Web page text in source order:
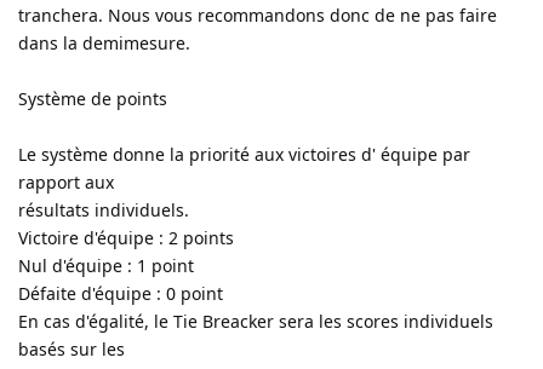
tranchera. Nous vous recommandons donc de ne pas faire
dans la demimesure.
Système de points
Le système donne la priorité aux victoires d' équipe par
rapport aux
résultats individuels.
Victoire d'équipe : 2 points
Nul d'équipe : 1 point
Défaite d'équipe : 0 point
En cas d'égalité, le Tie Breacker sera les scores individuels
basés sur les